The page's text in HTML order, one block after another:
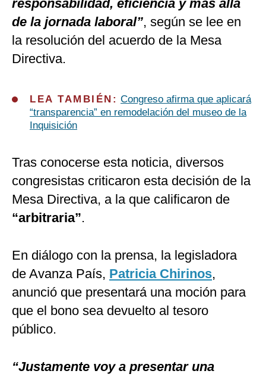
responsabilidad, eficiencia y más allá
de la jornada laboral”, según se lee en
la resolución del acuerdo de la Mesa
Directiva.
LEA TAMBIÉN: Congreso afirma que aplicará
“transparencia” en remodelación del museo de la
Inquisición
Tras conocerse esta noticia, diversos
congresistas criticaron esta decisión de la
Mesa Directiva, a la que calificaron de
“arbitraria”.
En diálogo con la prensa, la legisladora
de Avanza País, Patricia Chirinos,
anunció que presentará una moción para
que el bono sea devuelto al tesoro
público.
“Justamente voy a presentar una